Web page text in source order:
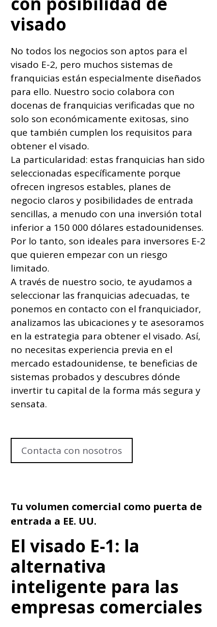
visado
No todos los negocios son aptos para el
visado E-2, pero muchos sistemas de
franquicias están especialmente diseñados
para ello. Nuestro socio colabora con
docenas de franquicias verificadas que no
solo son económicamente exitosas, sino
que también cumplen los requisitos para
obtener el visado.
La particularidad: estas franquicias han sido
seleccionadas específicamente porque
ofrecen ingresos estables, planes de
negocio claros y posibilidades de entrada
sencillas, a menudo con una inversión total
inferior a 150 000 dólares estadounidenses.
Por lo tanto, son ideales para inversores E-2
que quieren empezar con un riesgo
limitado.
A través de nuestro socio, te ayudamos a
seleccionar las franquicias adecuadas, te
ponemos en contacto con el franquiciador,
analizamos las ubicaciones y te asesoramos
en la estrategia para obtener el visado. Así,
no necesitas experiencia previa en el
mercado estadounidense, te beneficias de
sistemas probados y descubres dónde
invertir tu capital de la forma más segura y
sensata.
Contacta con nosotros
Tu volumen comercial como puerta de
entrada a EE. UU.
El visado E-1: la
alternativa
inteligente para las
empresas comerciales